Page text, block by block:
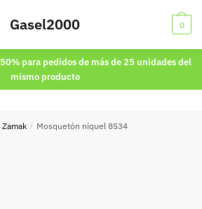
Gasel2000 0
50% para pedidos de más de 25 unidades del
mismo producto
Zamak / Mosquetón níquel 8534